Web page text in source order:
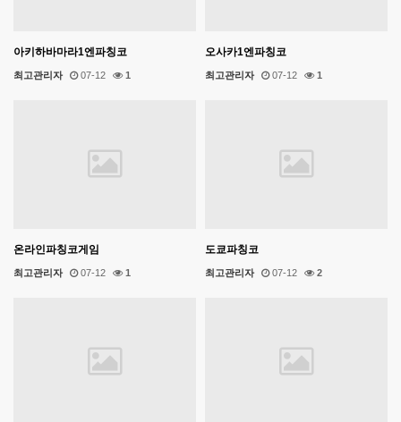
아키하바마라1엔파칭코
최고관리자 07-12 1
오사카1엔파칭코
최고관리자 07-12 1
온라인파칭코게임
최고관리자 07-12 1
도쿄파칭코
최고관리자 07-12 2